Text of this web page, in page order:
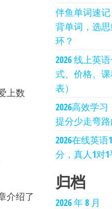
上数
介绍了
伴鱼单词速记
背单词，选
环？
2026 线上英
式、价格、
表）
2026高效学
提分少走弯
2026在线英
分，真人1对
归档
2026 年 8 月